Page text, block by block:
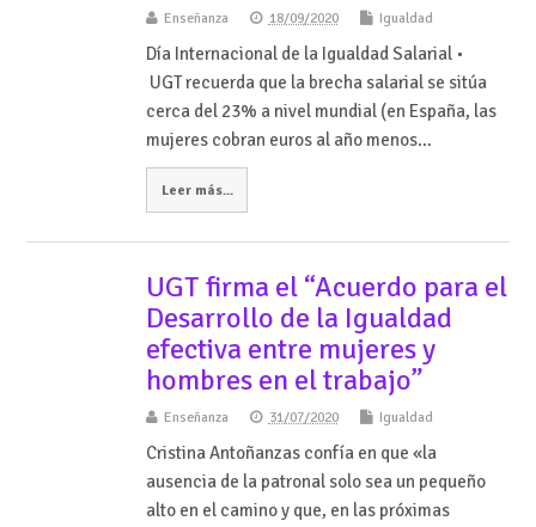
Enseñanza 18/09/2020 Igualdad
Día Internacional de la Igualdad Salarial •
UGT recuerda que la brecha salarial se sitúa
cerca del 23% a nivel mundial (en España, las
mujeres cobran euros al año menos…
Leer más...
UGT firma el “Acuerdo para el
Desarrollo de la Igualdad
efectiva entre mujeres y
hombres en el trabajo”
Enseñanza 31/07/2020 Igualdad
Cristina Antoñanzas confía en que «la
ausencia de la patronal solo sea un pequeño
alto en el camino y que, en las próximas